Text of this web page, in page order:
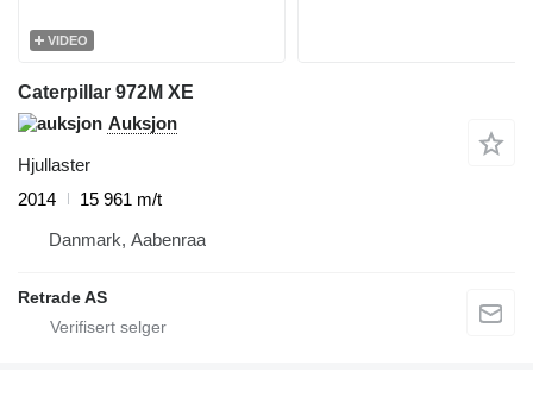
VIDEO
Caterpillar 972M XE
Auksjon
Hjullaster
2014
15 961 m/t
Danmark, Aabenraa
Retrade AS